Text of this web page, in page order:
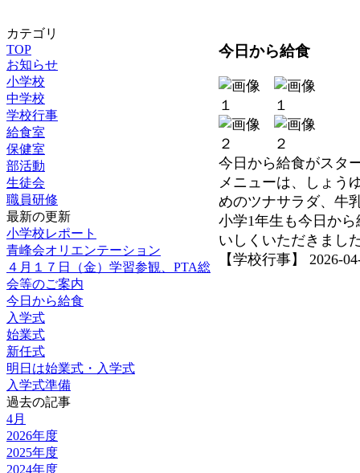
カテゴリ
TOP
お知らせ
小学校
中学校
学校行事
給食室
保健室
部活動
生徒会
職員研修
最新の更新
小学校レポート
青峰会オリエンテーション
４月１７日（金）学習参観、PTA総
会等のご案内
今日から給食
入学式
始業式
新任式
明日は始業式・入学式
入学式準備
過去の記事
4月
2026年度
2025年度
2024年度
今日から給食
今日から給食がスタ
メニューは、しょう
めのツナサラダ、牛
小学1年生も今日か
いしくいただきまし
【学校行事】 2026-